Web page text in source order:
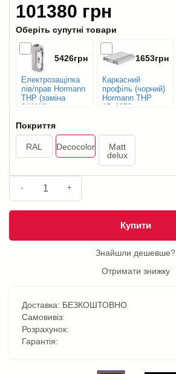
101380 грн
Оберіть супутні товари
Електрозащіпка
лів/прав Hormann
THP (заміна
344110)
5426грн
Каркасний
профіль (чорний)
Hormann THP
15х1250 мм
1653грн
Покриття
RAL Decocolor
Matt
delux
- +
Купити
Знайшли дешевше?
Отримати знижку
Доставка: БЕЗКОШТОВНО
Самовивіз:
Розрахунок:
Гарантія: